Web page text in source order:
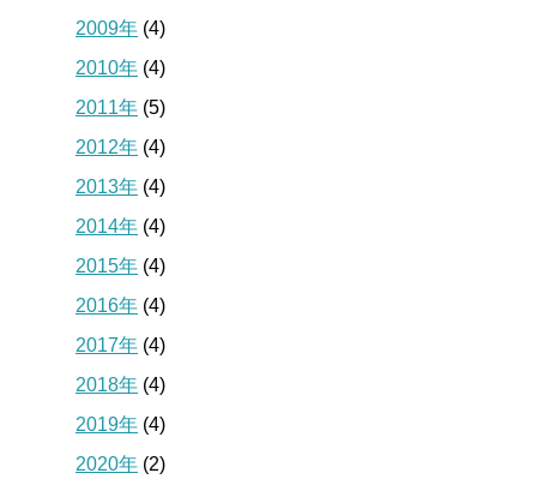
2009年 (4)
2010年 (4)
2011年 (5)
2012年 (4)
2013年 (4)
2014年 (4)
2015年 (4)
2016年 (4)
2017年 (4)
2018年 (4)
2019年 (4)
2020年 (2)